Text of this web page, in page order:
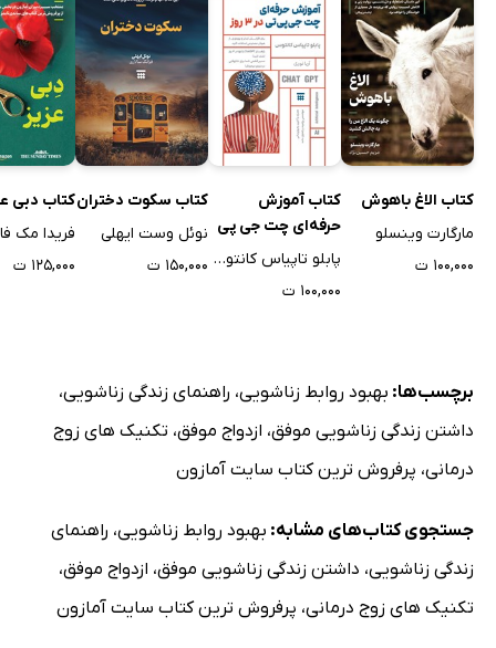
کتاب الاغ باهوش
مارگارت وینسلو
۱۰۰,۰۰۰ ت
کتاب آموزش
حرفه‌ای چت جی پی
تی در 3 روز
پابلو تاپیاس کانتوس
۱۰۰,۰۰۰ ت
کتاب سکوت دختران
نوئل وست ایهلی
۱۵۰,۰۰۰ ت
کتاب دبی
فریدا مک
۱۲۵,۰۰۰ ت
برچسب‌ها: بهبود روابط زناشویی، راهنمای زندگی زناشویی،
داشتن زندگی زناشویی موفق، ازدواج موفق، تکنیک های زوج
درمانی، پرفروش ترین کتاب سایت آمازون
جستجوی کتاب‌های مشابه: بهبود روابط زناشویی، راهنمای
زندگی زناشویی، داشتن زندگی زناشویی موفق، ازدواج موفق،
تکنیک های زوج درمانی، پرفروش ترین کتاب سایت آمازون